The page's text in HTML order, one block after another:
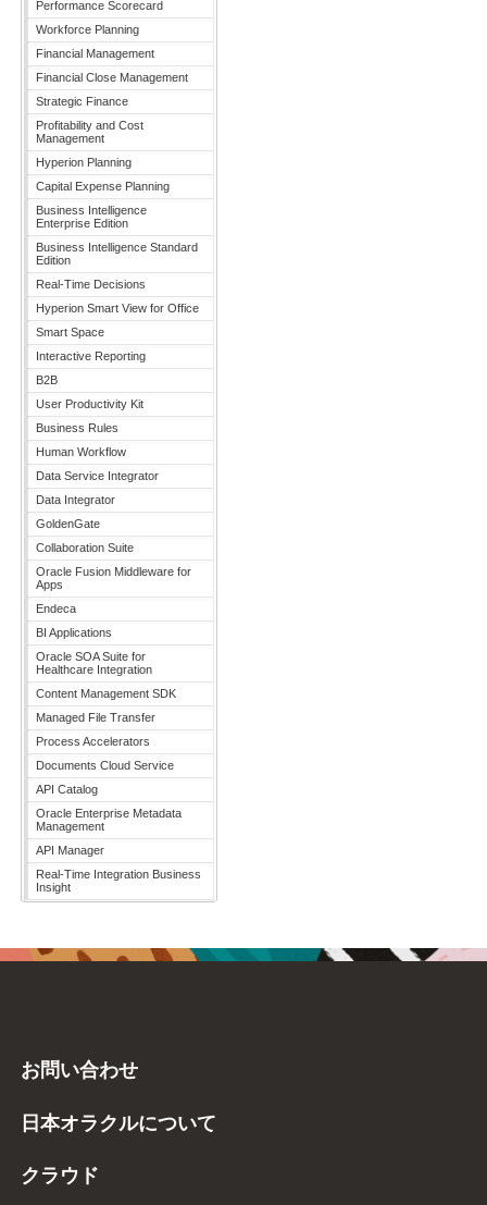
Performance Scorecard
Workforce Planning
Financial Management
Financial Close Management
Strategic Finance
Profitability and Cost
Management
Hyperion Planning
Capital Expense Planning
Business Intelligence
Enterprise Edition
Business Intelligence Standard
Edition
Real-Time Decisions
Hyperion Smart View for Office
Smart Space
Interactive Reporting
B2B
User Productivity Kit
Business Rules
Human Workflow
Data Service Integrator
Data Integrator
GoldenGate
Collaboration Suite
Oracle Fusion Middleware for
Apps
Endeca
BI Applications
Oracle SOA Suite for
Healthcare Integration
Content Management SDK
Managed File Transfer
Process Accelerators
Documents Cloud Service
API Catalog
Oracle Enterprise Metadata
Management
API Manager
Real-Time Integration Business
Insight
お問い合わせ
日本オラクルについて
クラウド